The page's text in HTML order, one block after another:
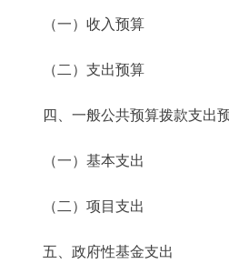
（一）收入预算
（二）支出预算
四、一般公共预算拨款支出
（一）基本支出
（二）项目支出
五、政府性基金支出